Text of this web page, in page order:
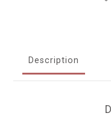
Description